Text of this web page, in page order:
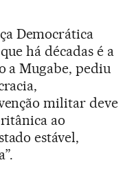
Democrática
há décadas é a
a Mugabe, pediu
militar deve
ao
estável,